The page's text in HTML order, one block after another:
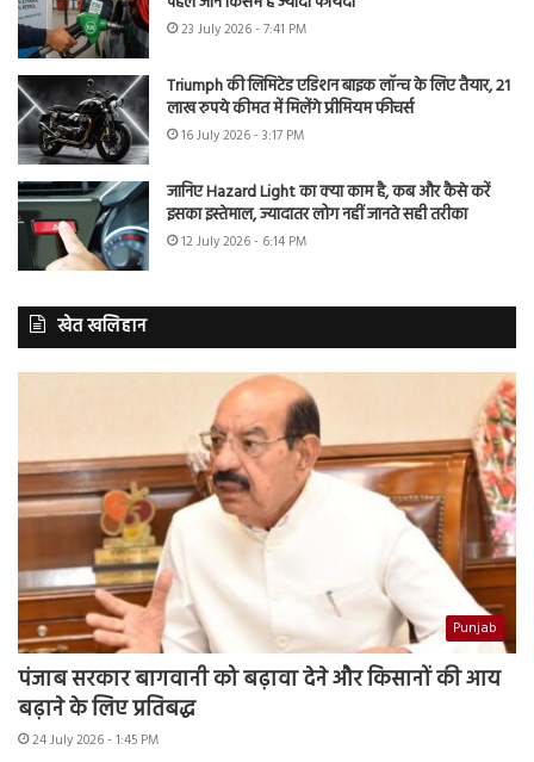
23 July 2026 - 7:41 PM
Triumph की लिमिटेड एडिशन बाइक लॉन्च के लिए तैयार, 21
लाख रुपये कीमत में मिलेंगे प्रीमियम फीचर्स
16 July 2026 - 3:17 PM
जानिए Hazard Light का क्या काम है, कब और कैसे करें
इसका इस्तेमाल, ज्यादातर लोग नहीं जानते सही तरीका
12 July 2026 - 6:14 PM
खेत खलिहान
Punjab
पंजाब सरकार बागवानी को बढ़ावा देने और किसानों की आय
बढ़ाने के लिए प्रतिबद्ध
24 July 2026 - 1:45 PM